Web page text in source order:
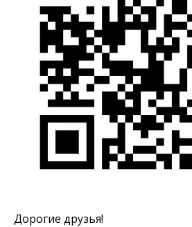
Дорогие друзья!